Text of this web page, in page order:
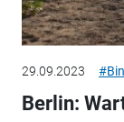
29.09.2023
Berlin: